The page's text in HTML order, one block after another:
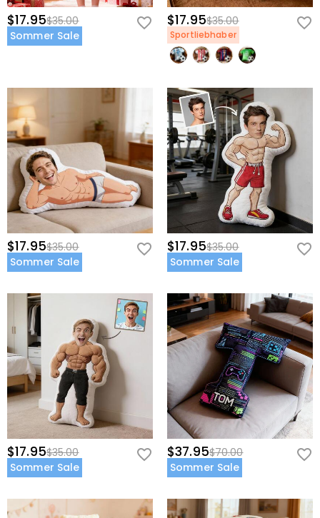
$17.95$35.00
Sommer Sale
$17.95$35.00
Sportliebhaber
$17.95$35.00
Sommer Sale
$17.95$35.00
Sommer Sale
$17.95$35.00
Sommer Sale
$37.95$70.00
Sommer Sale